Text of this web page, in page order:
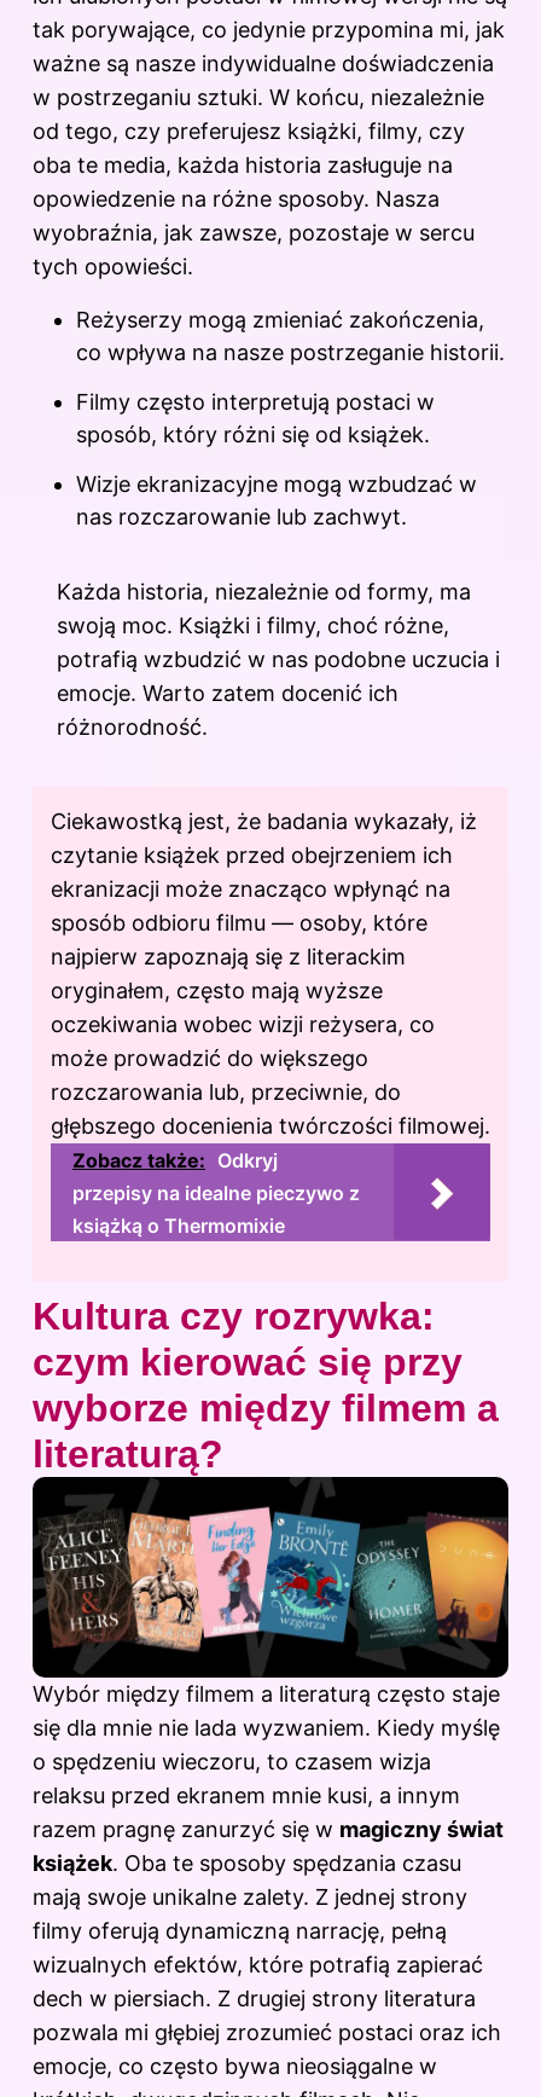
tak porywające, co jedynie przypomina mi, jak
ważne są nasze indywidualne doświadczenia
w postrzeganiu sztuki. W końcu, niezależnie
od tego, czy preferujesz książki, filmy, czy
oba te media, każda historia zasługuje na
opowiedzenie na różne sposoby. Nasza
wyobraźnia, jak zawsze, pozostaje w sercu
tych opowieści.
Reżyserzy mogą zmieniać zakończenia,
co wpływa na nasze postrzeganie historii.
Filmy często interpretują postaci w
sposób, który różni się od książek.
Wizje ekranizacyjne mogą wzbudzać w
nas rozczarowanie lub zachwyt.
Każda historia, niezależnie od formy, ma
swoją moc. Książki i filmy, choć różne,
potrafią wzbudzić w nas podobne uczucia i
emocje. Warto zatem docenić ich
różnorodność.
Ciekawostką jest, że badania wykazały, iż
czytanie książek przed obejrzeniem ich
ekranizacji może znacząco wpłynąć na
sposób odbioru filmu — osoby, które
najpierw zapoznają się z literackim
oryginałem, często mają wyższe
oczekiwania wobec wizji reżysera, co
może prowadzić do większego
rozczarowania lub, przeciwnie, do
głębszego docenienia twórczości filmowej.
Zobacz także: Odkryj
przepisy na idealne pieczywo z
książką o Thermomixie
Kultura czy rozrywka:
czym kierować się przy
wyborze między filmem a
literaturą?
Wybór między filmem a literaturą często staje
się dla mnie nie lada wyzwaniem. Kiedy myślę
o spędzeniu wieczoru, to czasem wizja
relaksu przed ekranem mnie kusi, a innym
razem pragnę zanurzyć się w magiczny świat
książek. Oba te sposoby spędzania czasu
mają swoje unikalne zalety. Z jednej strony
filmy oferują dynamiczną narrację, pełną
wizualnych efektów, które potrafią zapierać
dech w piersiach. Z drugiej strony literatura
pozwala mi głębiej zrozumieć postaci oraz ich
emocje, co często bywa nieosiągalne w